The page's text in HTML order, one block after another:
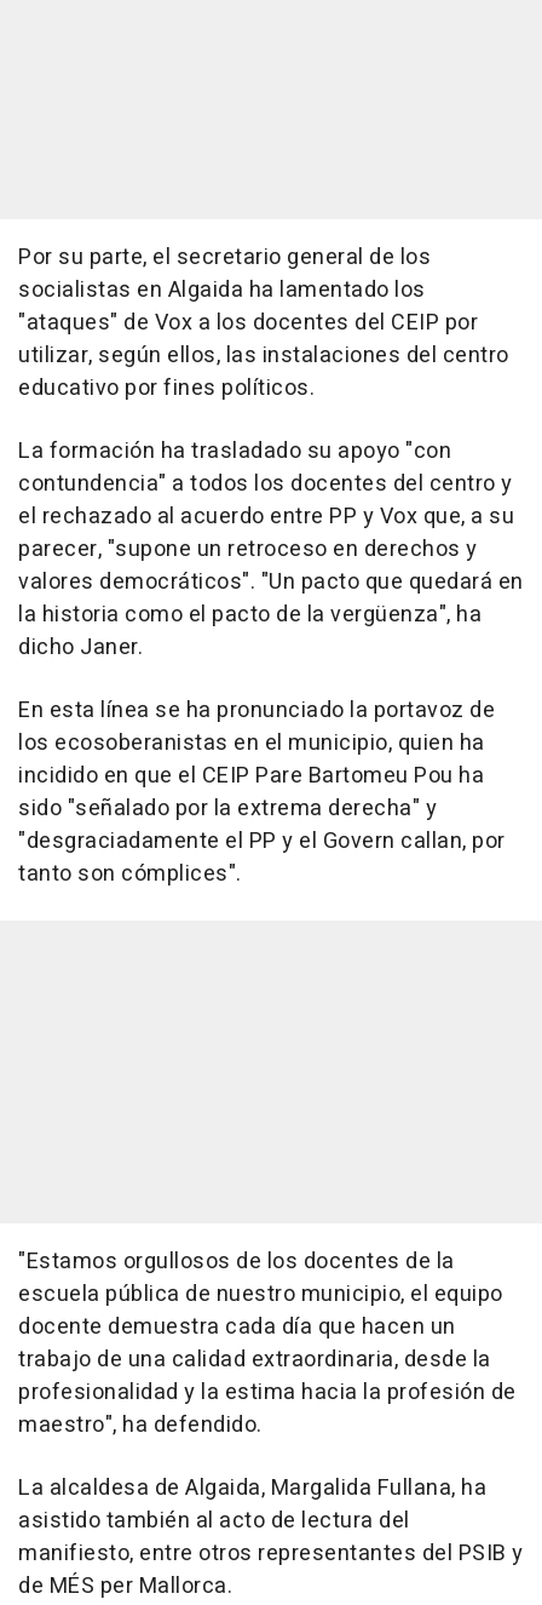
Por su parte, el secretario general de los
socialistas en Algaida ha lamentado los
"ataques" de Vox a los docentes del CEIP por
utilizar, según ellos, las instalaciones del centro
educativo por fines políticos.
La formación ha trasladado su apoyo "con
contundencia" a todos los docentes del centro y
el rechazado al acuerdo entre PP y Vox que, a su
parecer, "supone un retroceso en derechos y
valores democráticos". "Un pacto que quedará en
la historia como el pacto de la vergüenza", ha
dicho Janer.
En esta línea se ha pronunciado la portavoz de
los ecosoberanistas en el municipio, quien ha
incidido en que el CEIP Pare Bartomeu Pou ha
sido "señalado por la extrema derecha" y
"desgraciadamente el PP y el Govern callan, por
tanto son cómplices".
"Estamos orgullosos de los docentes de la
escuela pública de nuestro municipio, el equipo
docente demuestra cada día que hacen un
trabajo de una calidad extraordinaria, desde la
profesionalidad y la estima hacia la profesión de
maestro", ha defendido.
La alcaldesa de Algaida, Margalida Fullana, ha
asistido también al acto de lectura del
manifiesto, entre otros representantes del PSIB y
de MÉS per Mallorca.